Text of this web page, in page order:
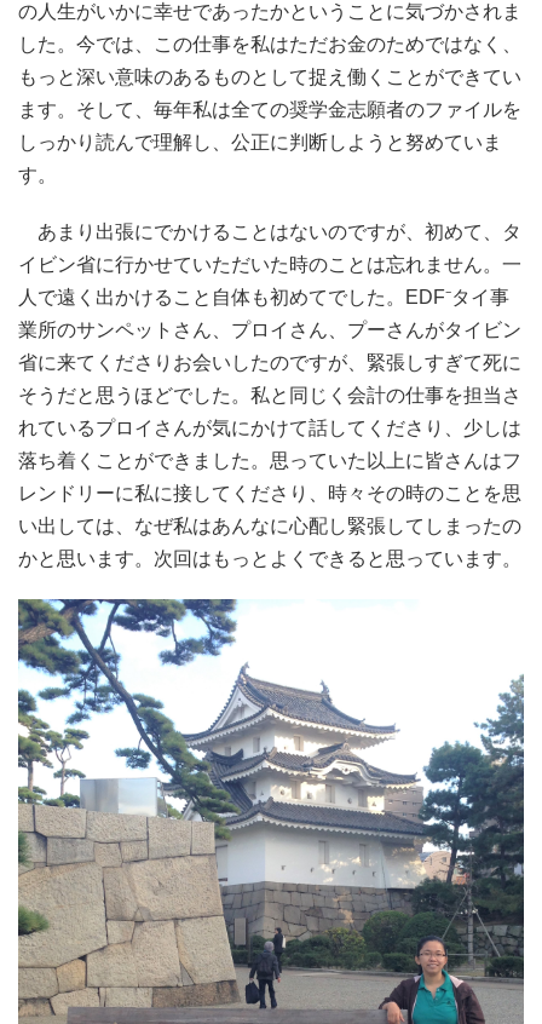
の人生がいかに幸せであったかということに気づかされま
した。今では、この仕事を私はただお金のためではなく、
もっと深い意味のあるものとして捉え働くことができてい
ます。そして、毎年私は全ての奨学金志願者のファイルを
しっかり読んで理解し、公正に判断しようと努めていま
す。
あまり出張にでかけることはないのですが、初めて、タ
イビン省に行かせていただいた時のことは忘れません。一
人で遠く出かけること自体も初めてでした。EDF⁻タイ事
業所のサンペットさん、プロイさん、プーさんがタイビン
省に来てくださりお会いしたのですが、緊張しすぎて死に
そうだと思うほどでした。私と同じく会計の仕事を担当さ
れているプロイさんが気にかけて話してくださり、少しは
落ち着くことができました。思っていた以上に皆さんはフ
レンドリーに私に接してくださり、時々その時のことを思
い出しては、なぜ私はあんなに心配し緊張してしまったの
かと思います。次回はもっとよくできると思っています。